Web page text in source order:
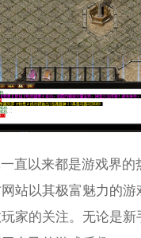
直以来都是游戏界的
站以其极富魅力的游
家的关注。无论是新